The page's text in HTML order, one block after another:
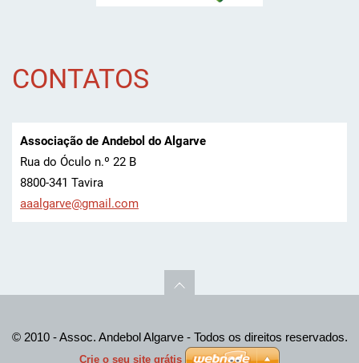
CONTATOS
Associação de Andebol do Algarve
Rua do Óculo n.º 22 B
8800-341 Tavira
aaalgarve@gmail.com
© 2010 - Assoc. Andebol Algarve - Todos os direitos reservados.
Crie o seu site grátis